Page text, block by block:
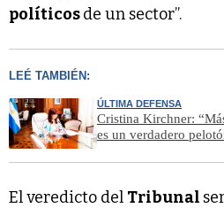
políticosde un sector”.
LEÉ TAMBIÉN:
ÚLTIMA DEFENSA
Cristina Kirchner:
es un verdadero
El veredicto del Tribunal